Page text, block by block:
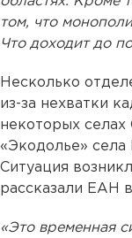
том, что
Что доходит до
Несколько
из-за нехватки
некоторых
«Экодолье»
Ситуация
рассказали ЕАН
«Это временная